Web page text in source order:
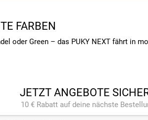
FARBEN
oder Green – das PUKY NEXT fährt in
JETZT ANGEBOTE
10 € Rabatt auf deine nächste